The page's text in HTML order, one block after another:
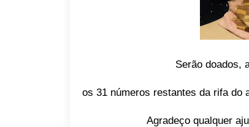
Serão doados,
os 31 números restantes da rifa do
Agradeço qualquer